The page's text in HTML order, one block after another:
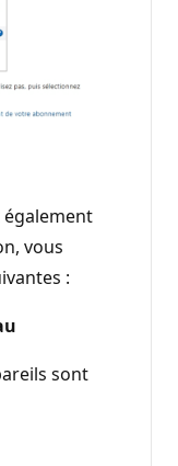
également
vous
:
sont